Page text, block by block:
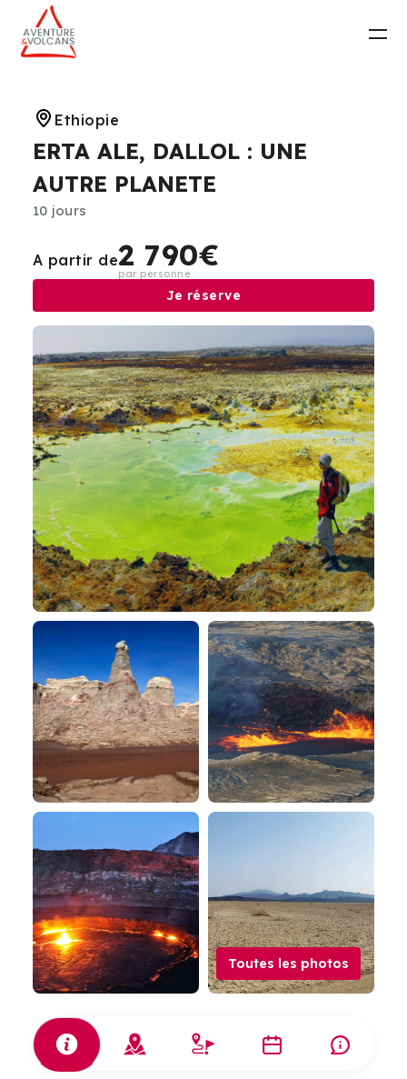
Ethiopie
ERTA ALE, DALLOL : UNE
AUTRE PLANETE
10 jours
A partir de2 790€
par personne
Je réserve
Toutes les photos